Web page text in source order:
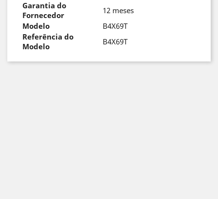
Garantia do
Fornecedor
12 meses
Modelo
B4X69T
Referência do
Modelo
B4X69T